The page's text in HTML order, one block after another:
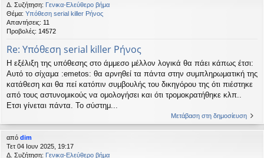
Δ. Συζήτηση: Γενικα-Ελεύθερο βήμα
Θέμα: Υπόθεση serial killer Ρήνος
Απαντήσεις: 11
Προβολές: 14572
Re: Υπόθεση serial killer Ρήνος
H εξέλιξη της υπόθεσης στο άμμεσο μέλλον λογικά θα πάει κάπως έτσι:
Αυτό το σίχαμα :emetos: θα αρνηθεί τα πάντα στην συμπληρωματική της
κατάθεση και θα πεί κατόπιν συμβουλής του δικηγόρου της ότι πιέστηκε
από τους αστυνομικούς να ομολογήσει και ότι τρομοκρατήθηκε κλπ..
Ετσι γίνεται πάντα. Το σύστημ...
Μετάβαση στη δημοσίευση
από dim
Τετ 04 Ιουν 2025, 19:17
Δ. Συζήτηση: Γενικα-Ελεύθερο βήμα